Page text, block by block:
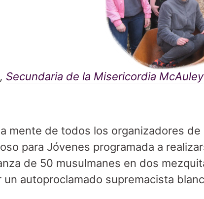
Secundaria de la Misericordia McAuley
mente de todos los organizadores de
para Jóvenes programada a
de 50 musulmanes en dos
autoproclamado supremacista